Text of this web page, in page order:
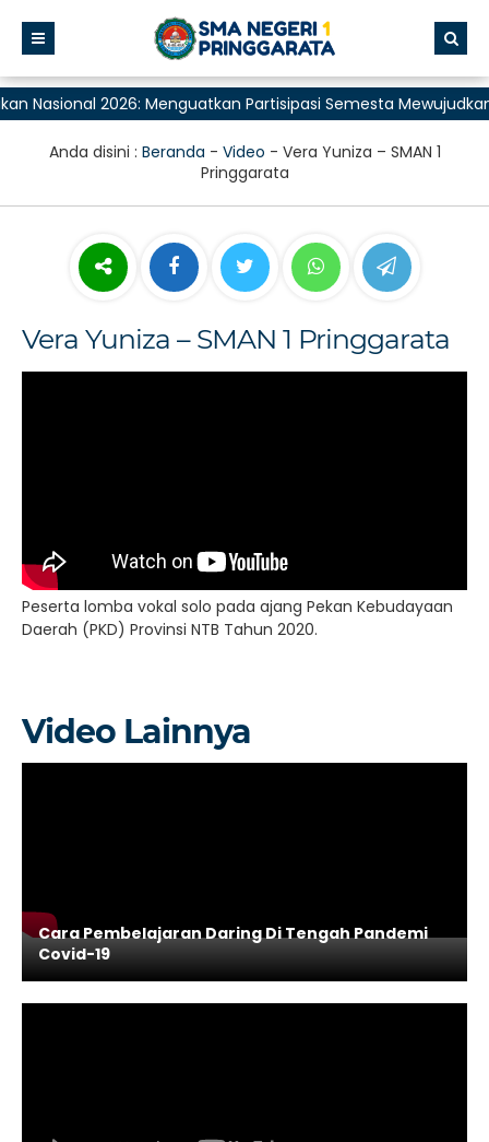
Nasional 2026: Menguatkan Partisipasi Semesta
Anda disini : Beranda - Video - Vera Yuniza – SMAN 1
Pringgarata
Vera Yuniza – SMAN 1 Pringgarata
Peserta lomba vokal solo pada ajang Pekan Kebudayaan
Daerah (PKD) Provinsi NTB Tahun 2020.
Video Lainnya
Cara Pembelajaran Daring Di Tengah Pandemi
Covid-19